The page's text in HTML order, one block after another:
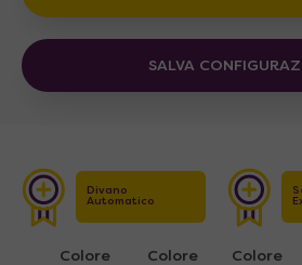
SALVA
Divano
Automatico
Colore
Colore
Colore